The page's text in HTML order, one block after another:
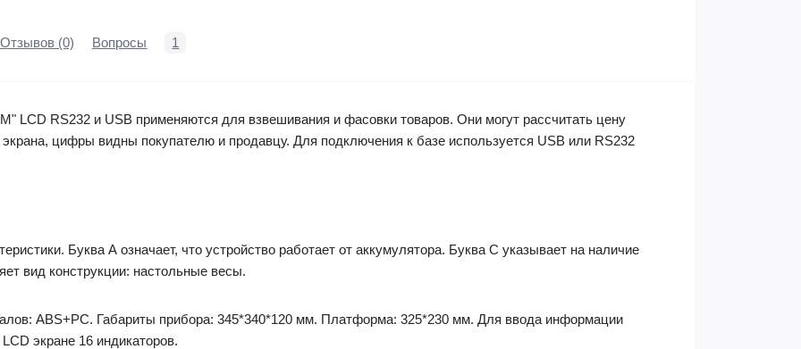
Отзывов (0) Вопросы 1
LCD RS232 и USB применяются для взвешивания и фасовки товаров. Они могут рассчитать цену
цифры видны покупателю и продавцу. Для подключения к базе используется USB или RS232
Буква А означает, что устройство работает от аккумулятора. Буква С указывает на наличие
вид конструкции: настольные весы.
ABS+PC. Габариты прибора: 345*340*120 мм. Платформа: 325*230 мм. Для ввода информации
экране 16 индикаторов.